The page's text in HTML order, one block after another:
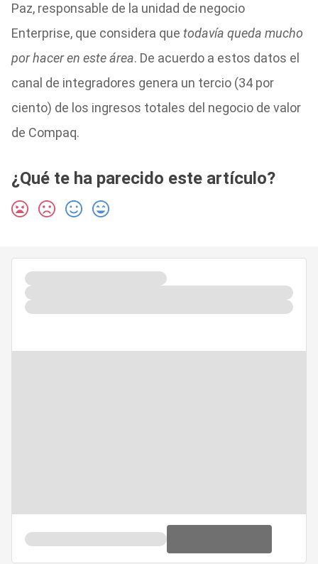
Paz, responsable de la unidad de negocio
Enterprise, que considera que todavía queda mucho
por hacer en este área. De acuerdo a estos datos el
canal de integradores genera un tercio (34 por
ciento) de los ingresos totales del negocio de valor
de Compaq.
¿Qué te ha parecido este artículo?